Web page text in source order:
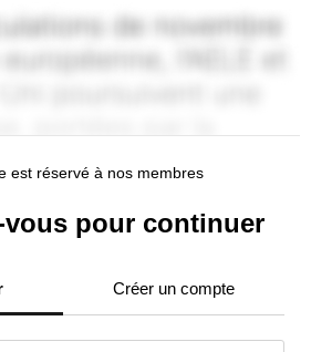
est réservé à nos membres
vous pour continuer
Créer un compte